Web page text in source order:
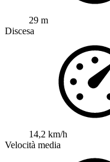
29 m
Discesa
14,2 km/h
Velocità media